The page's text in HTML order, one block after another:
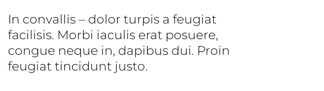
In convallis – dolor turpis a feugiat
facilisis. Morbi iaculis erat posuere,
congue neque in, dapibus dui. Proin
feugiat tincidunt justo.